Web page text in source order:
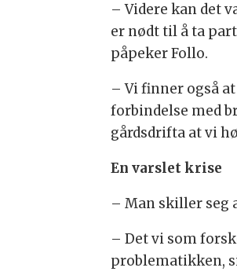
– Videre kan det
er nødt til å ta
påpeker Follo.
– Vi finner også
forbindelse med
gårdsdrifta at vi
En varslet krise
– Man skiller seg
– Det vi som
problematikken,